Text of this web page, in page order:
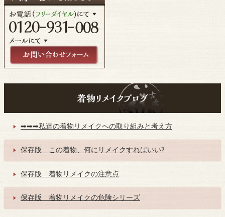
➡➡➡私達の着物リメイクへの取り組みと考え方
保存版 この着物、何にリメイクすればいい?
保存版 着物リメイクの注意点
保存版 着物リメイクの危険シリーズ